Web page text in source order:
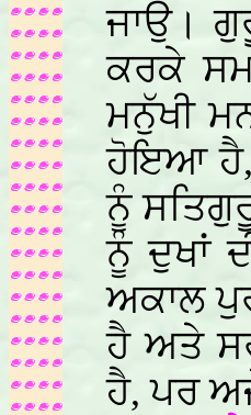
ਜਾਉ।
ਕਰਕੇ
ਮਨੁੱਖੀ
ਹੋਇਆ ਹੈ,
ਨੂੰ
ਨੂੰ ਦੁਖਾਂ
ਅਕਾਲ
ਹੈ ਅਤੇ
ਹੈ, ਪਰ